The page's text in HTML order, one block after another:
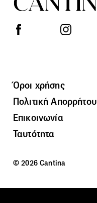
Όροι χρήσης
Πολιτική Απορρήτου
Επικοινωνία
Ταυτότητα
© 2026 Cantina